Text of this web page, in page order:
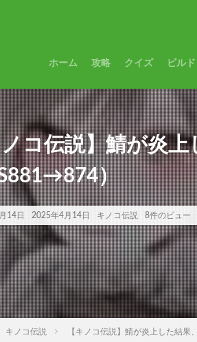
ホーム 攻略 クイズ ビルド
コ伝説】鯖が炎
）
14日 2025年4月14日 キノコ伝説 8件のビュー
キノコ伝説 【キノコ伝説】鯖が炎上した結